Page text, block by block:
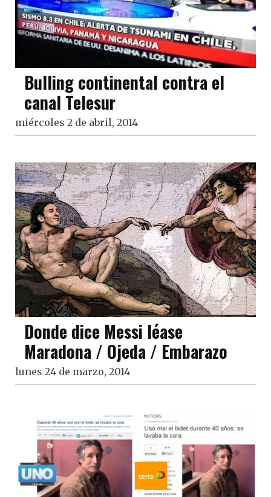
Bulling continental contra el
canal Telesur
miércoles 2 de abril, 2014
Donde dice Messi léase
Maradona / Ojeda / Embarazo
lunes 24 de marzo, 2014